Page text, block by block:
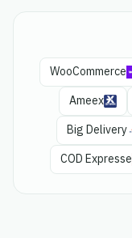
WooCommerce
Ameex
Big Delivery
COD Expresse